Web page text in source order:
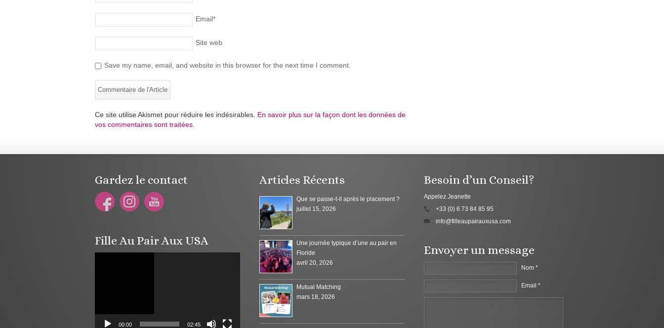
Email*
Site web
Save my name, email, and website in this browser for the next time I comment.
Ce site utilise Akismet pour réduire les indésirables. En savoir plus sur la façon dont les données de
vos commentaires sont traitées
Gardez le contact
Fille Au Pair Aux USA
00:00 02:45
Articles Récents
Que se passe-t-il après le placement ?
juillet 15, 2026
Une journée typique d’une au pair en
Floride
avril 20, 2026
Mutual Matching
mars 18, 2026
Besoin d’un Conseil?
Appelez Jeanette
+33 (0) 6 73 84 85 95
info@filleaupairauxusa.com
Envoyer un message
Nom *
Email *